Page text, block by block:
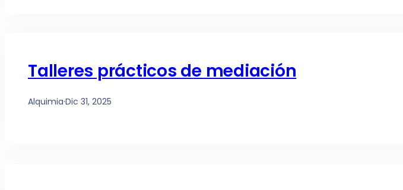
Talleres prácticos de mediación
Alquimia·Dic 31, 2025